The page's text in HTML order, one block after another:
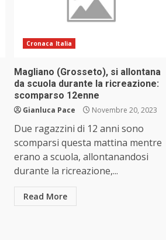
Cronaca Italia
Magliano (Grosseto), si allontana
da scuola durante la ricreazione:
scomparso 12enne
Gianluca Pace Novembre 20, 2023
Due ragazzini di 12 anni sono
scomparsi questa mattina mentre
erano a scuola, allontanandosi
durante la ricreazione,...
Read More